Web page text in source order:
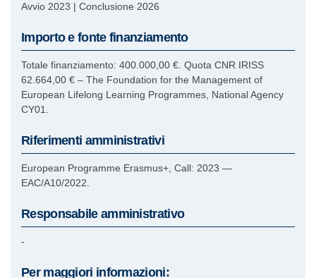
Avvio 2023 | Conclusione 2026
Importo e fonte finanziamento
Totale finanziamento: 400.000,00 €. Quota CNR IRISS
62.664,00 € – The Foundation for the Management of
European Lifelong Learning Programmes, National Agency
CY01.
Riferimenti amministrativi
European Programme Erasmus+, Call: 2023 —
EAC/A10/2022.
Responsabile amministrativo
-
Per maggiori informazioni: